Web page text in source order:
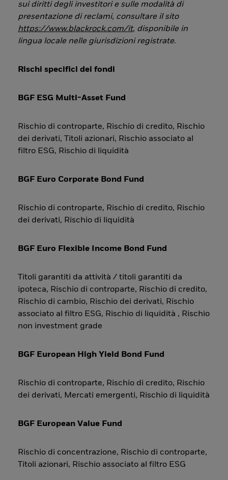
sui diritti degli investitori e sulle modalità di
presentazione di reclami, consultare il sito
https://www.blackrock.com/it, disponibile in
lingua locale nelle giurisdizioni registrate.
Rischi specifici dei fondi
BGF ESG Multi-Asset Fund
Rischio di controparte, Rischio di credito, Rischio
dei derivati, Titoli azionari, Rischio associato al
filtro ESG, Rischio di liquidità
BGF Euro Corporate Bond Fund
Rischio di controparte, Rischio di credito, Rischio
dei derivati, Rischio di liquidità
BGF Euro Flexible Income Bond Fund
Titoli garantiti da attività / titoli garantiti da
ipoteca, Rischio di controparte, Rischio di credito,
Rischio di cambio, Rischio dei derivati, Rischio
associato al filtro ESG, Rischio di liquidità , Rischio
non investment grade
BGF European High Yield Bond Fund
Rischio di controparte, Rischio di credito, Rischio
dei derivati, Mercati emergenti, Rischio di liquidità
BGF European Value Fund
Rischio di concentrazione, Rischio di controparte,
Titoli azionari, Rischio associato al filtro ESG